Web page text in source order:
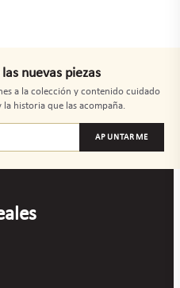
nuevas piezas
a la colección y contenido cuidado
historia que las acompaña.
APUNTARME